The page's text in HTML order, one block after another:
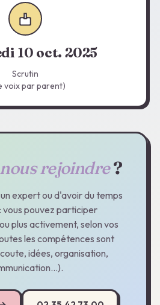
10 oct. 2025
Scrutin
voix par parent)
nous rejoindre?
expert ou d'avoir du temps
vous pouvez participer
plus activement, selon vos
les compétences sont
idées, organisation,